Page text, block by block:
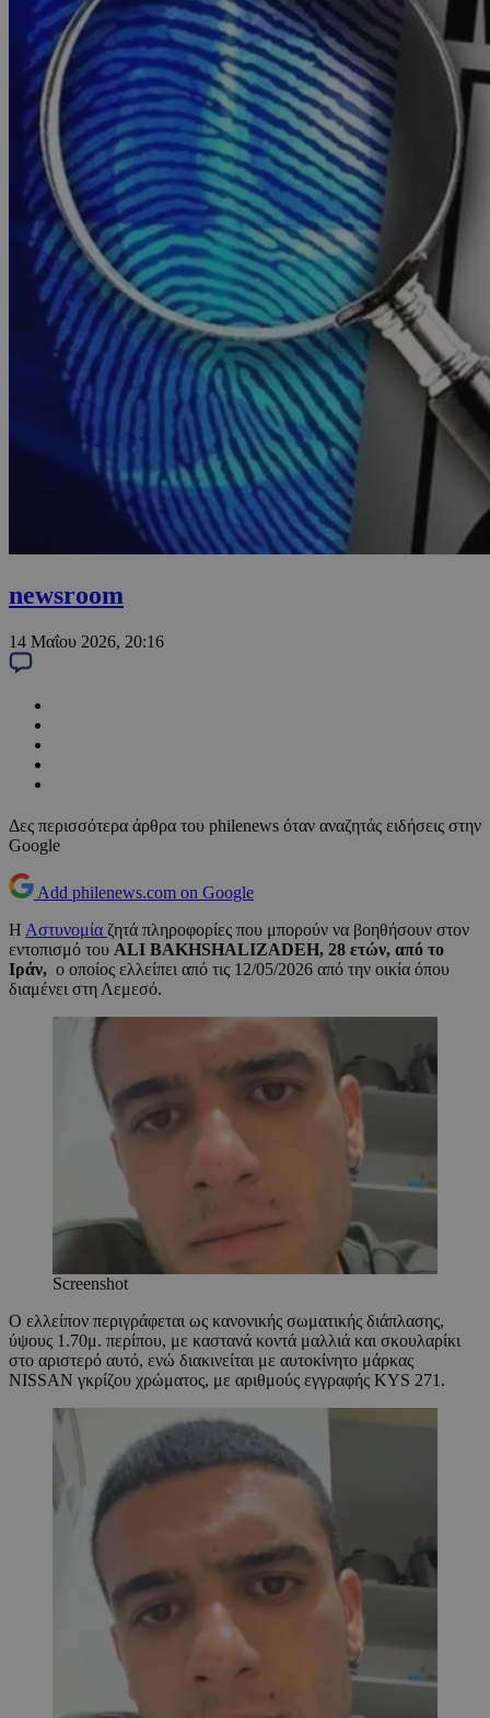
newsroom
14 Μαΐου 2026, 20:16
Δες περισσότερα άρθρα του philenews όταν αναζητάς ειδήσεις στην
Google
Add philenews.com on Google
Η Αστυνομία ζητά πληροφορίες που μπορούν να βοηθήσουν στον
εντοπισμό του ALI BAKHSHALIZADEH, 28 ετών, από το
Ιράν, ο οποίος ελλείπει από τις 12/05/2026 από την οικία όπου
διαμένει στη Λεμεσό.
Screenshot
Ο ελλείπον περιγράφεται ως κανονικής σωματικής διάπλασης,
ύψους 1.70μ. περίπου, με καστανά κοντά μαλλιά και σκουλαρίκι
στο αριστερό αυτό, ενώ διακινείται με αυτοκίνητο μάρκας
NISSAN γκρίζου χρώματος, με αριθμούς εγγραφής KYS 271.